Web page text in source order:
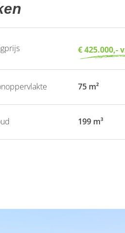
€ 425.000,-
75 m²
199 m³